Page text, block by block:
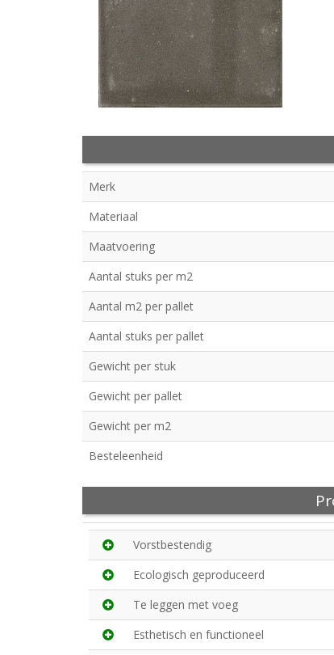
Merk
Materiaal
Maatvoering
Aantal stuks per m2
Aantal m2 per pallet
Aantal stuks per pallet
Gewicht per stuk
Gewicht per pallet
Gewicht per m2
Besteleenheid
Vorstbestendig
Ecologisch geproduceerd
Te leggen met voeg
Esthetisch en functioneel